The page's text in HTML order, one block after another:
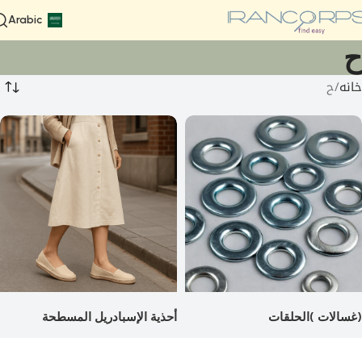
Arabic
ح
خانه ح
(غسالات )الحلقات أحذية الإسبادريل المسطحة